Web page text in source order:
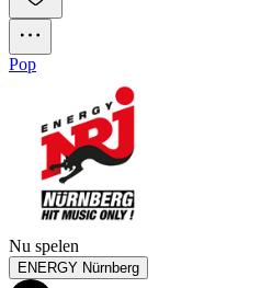
Pop
Nu spelen
ENERGY Nürnberg